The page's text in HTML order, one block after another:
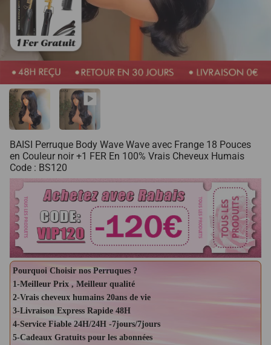
BAISI Perruque Body Wave Wave avec Frange 18 Pouces
en Couleur noir +1 FER En 100% Vrais Cheveux Humais
Code : BS120
Pourquoi Choisir nos Perruques ?
1-Meilleur Prix , Meilleur qualité
2-Vrais cheveux humains 20ans de vie
3-Livraison Express Rapide 48H
4-Service Fiable 24H/24H -7jours/7jours
5-Cadeaux Gratuits pour les abonnées